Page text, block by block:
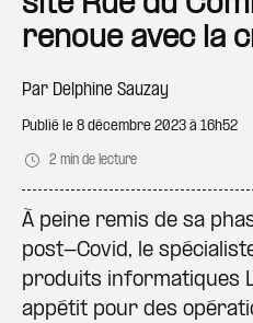
renoue avec la
Par Delphine Sauzay
Publié le 8 décembre 2023 à 16h52
2 min de lecture
À peine remis de sa
post-Covid, le
produits informatiques
appétit pour des